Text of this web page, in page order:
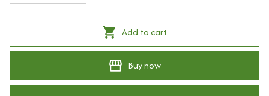
Add to cart
Buy now